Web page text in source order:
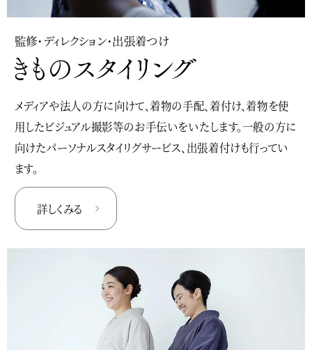
監修・ディレクション・出張着つけ
メディアや法人の方に向けて、着物の手配、着付け、着物を使
用したビジュアル撮影等のお手伝いをいたします。一般の方に
向けたパーソナルスタイリグサービス、出張着付けも行ってい
ます。
詳しくみる